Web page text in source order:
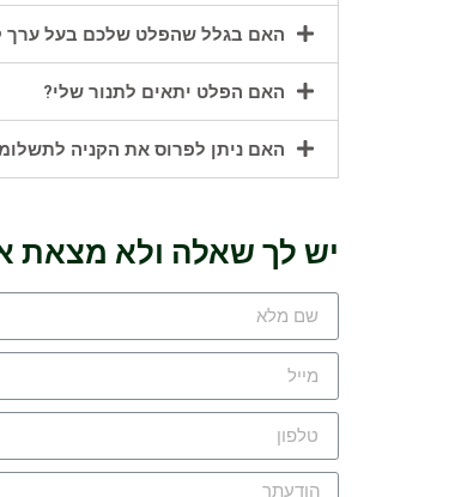
האם בגלל שהפלט שלכם בעל ערך
האם הפלט יתאים לתנור שלי?
האם ניתן לפרוס את הקניה
יש לך שאלה ולא מצאת